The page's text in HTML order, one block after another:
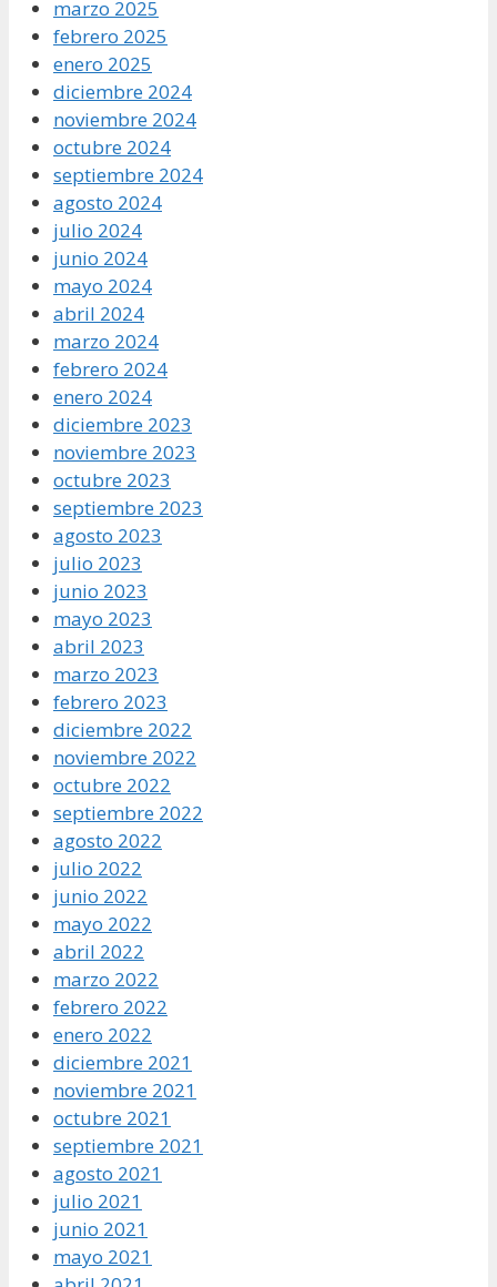
marzo 2025
febrero 2025
enero 2025
diciembre 2024
noviembre 2024
octubre 2024
septiembre 2024
agosto 2024
julio 2024
junio 2024
mayo 2024
abril 2024
marzo 2024
febrero 2024
enero 2024
diciembre 2023
noviembre 2023
octubre 2023
septiembre 2023
agosto 2023
julio 2023
junio 2023
mayo 2023
abril 2023
marzo 2023
febrero 2023
diciembre 2022
noviembre 2022
octubre 2022
septiembre 2022
agosto 2022
julio 2022
junio 2022
mayo 2022
abril 2022
marzo 2022
febrero 2022
enero 2022
diciembre 2021
noviembre 2021
octubre 2021
septiembre 2021
agosto 2021
julio 2021
junio 2021
mayo 2021